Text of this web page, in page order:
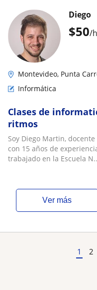
$50/h
Diego
Montevideo, Punta
Informática
Clases de
ritmos
Soy Diego Martin,
con 15 años de
trabajado en la Escuela
ver más
1 2